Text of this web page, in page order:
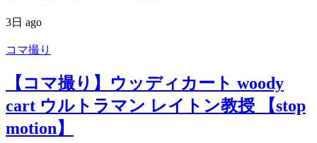
3日 ago
コマ撮り
【コマ撮り】ウッディカート woody
cart ウルトラマン レイトン教授 【stop
motion】